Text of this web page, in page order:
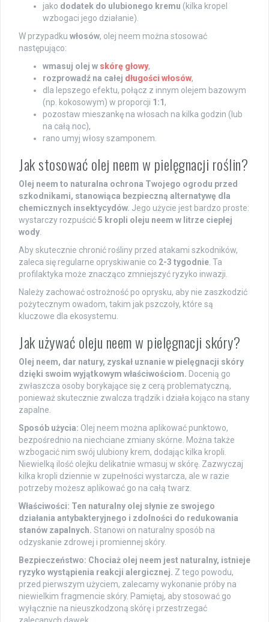
jako dodatek do ulubionego kremu (kilka kropel
wzbogaci jego działanie).
W przypadku włosów, olej neem można stosować
następująco:
wmasuj olej w skórę głowy,
rozprowadź na całej długości włosów,
dla lepszego efektu, połącz z innym olejem bazowym
(np. kokosowym) w proporcji 1:1 ,
pozostaw mieszankę na włosach na kilka godzin (lub
na całą noc),
rano umyj włosy szamponem.
Jak stosować olej neem w pielęgnacji roślin?
Olej neem to naturalna ochrona Twojego ogrodu przed
szkodnikami, stanowiąca bezpieczną alternatywę dla
chemicznych insektycydów. Jego użycie jest bardzo proste:
wystarczy rozpuścić5 kropli oleju neem w litrze ciepłej
wody
Aby skutecznie chronić rośliny przed atakami szkodników,
zaleca się regularne opryskiwanie co 2-3 tygodnie . Ta
profilaktyka może znacząco zmniejszyć ryzyko inwazji.
Należy zachować ostrożność po oprysku, aby nie zaszkodzić
pożytecznym owadom, takim jak pszczoły, które są
kluczowe dla ekosystemu.
Jak używać oleju neem w pielęgnacji skóry?
Olej neem, dar natury, zyskał uznanie w pielęgnacji skóry
dzięki swoim wyjątkowym właściwościom. Docenią go
zwłaszcza osoby borykające się z cerą problematyczną,
ponieważ skutecznie zwalcza trądzik i działa kojąco na stany
zapalne.
Sposób użycia: Olej neem można aplikować punktowo,
bezpośrednio na niechciane zmiany skórne. Można także
wzbogacić nim swój ulubiony krem, dodając kilka kropli.
Niewielką ilość olejku delikatnie wmasuj w skórę. Zazwyczaj
kilka kropli dziennie w zupełności wystarcza, ale w razie
potrzeby możesz aplikować go na całą twarz.
Właściwości: Ten naturalny olej słynie ze swojego
działania antybakteryjnego i zdolności do redukowania
stanów zapalnych. Stanowi on naturalny sposób na
odzyskanie zdrowej i promiennej skóry.
Bezpieczeństwo: Chociaż olej neem jest naturalny, istnieje
ryzyko wystąpienia reakcji alergicznej. Z tego powodu,
przed pierwszym użyciem, zalecamy wykonanie próby na
niewielkim fragmencie skóry. Pamiętaj, aby stosować go
wyłącznie na nieuszkodzoną skórę i przestrzegać